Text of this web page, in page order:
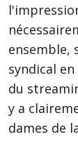
ensemble,
syndical
du
y a
dames de